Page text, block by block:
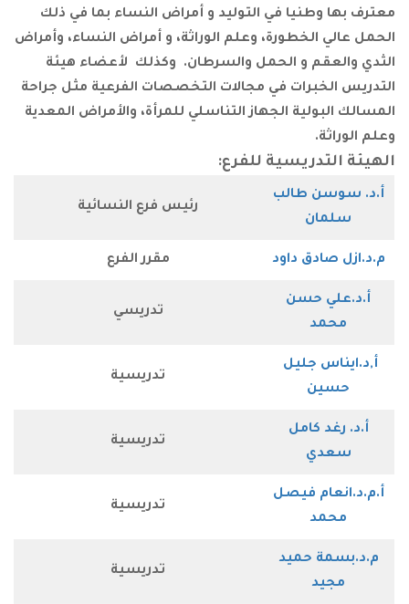
في التوليد و أمراض النساء بما في ذلك
الخطورة، وعلم الوراثة، و أمراض النساء، وأمراض
و الحمل والسرطان. وكذلك لأعضاء هيئة
في مجالات التخصصات الفرعية مثل جراحة
الجهاز التناسلي للمرأة، والأمراض المعدية
للفرع:
طالب
رئيس فرع النسائية
داود
حسن
جليل
فيصل
حميد